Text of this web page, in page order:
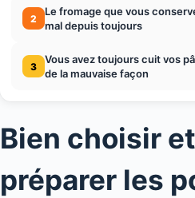
2
Le fromage que vous
mal depuis toujours
3
Vous avez toujours cuit vos
de la mauvaise façon
Bien choisir et
préparer les